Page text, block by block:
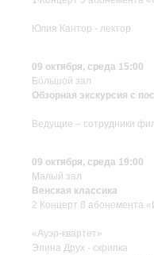
Юлия Кантор - лектор
09 октября, среда 15:00
Большой зал
Обзорная экскурсия с
Ведущие – сотрудники
09 октября, среда 19:00
Малый зал
Венская классика
2 Концерт 8 абонемента
«Ауэр-квартет»
Элина Друх - скрипка